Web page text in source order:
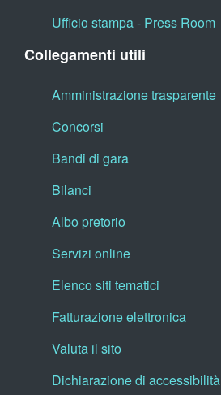
Ufficio stampa - Press Room
Collegamenti utili
Amministrazione trasparente
Concorsi
Bandi di gara
Bilanci
Albo pretorio
Servizi online
Elenco siti tematici
Fatturazione elettronica
Valuta il sito
Dichiarazione di accessibilità